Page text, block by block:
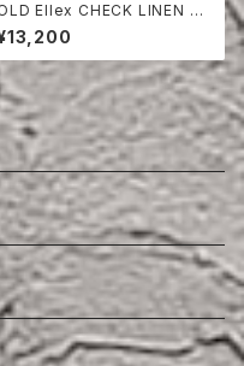
Ellex CHECK LINEN H
SLEEVE SHIRT